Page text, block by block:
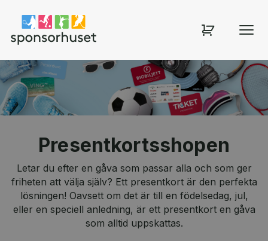
Sponsorhuset shop
Presentkortsshopen
Letar du efter en gåva som passar alla och som ger
friheten att välja själv? Ett presentkort är den perfekta
lösningen! Oavsett om det är till en födelsedag, jul,
eller en speciell anledning, är ett presentkort en gåva
som alltid uppskattas.